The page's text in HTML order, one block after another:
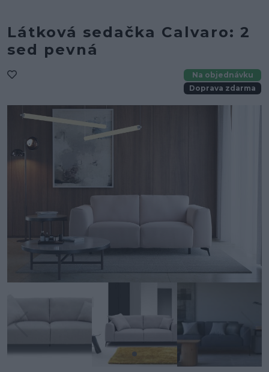
Látková sedačka Calvaro: 2
sed pevná
Na objednávku
Doprava zdarma